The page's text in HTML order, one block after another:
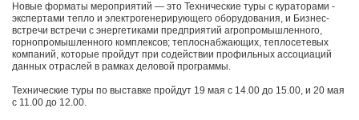
Новые форматы мероприятий — это Технические туры с кураторами -
экспертами тепло и электрогенерирующего оборудования, и Бизнес-
встречи встречи с энергетиками предприятий агропромышленного,
горнопромышленного комплексов; теплоснабжающих, теплосетевых
компаний, которые пройдут при содействии профильных ассоциаций
данных отраслей в рамках деловой программы.
Технические туры по выставке пройдут 19 мая с 14.00 до 15.00, и 20 мая
с 11.00 до 12.00.